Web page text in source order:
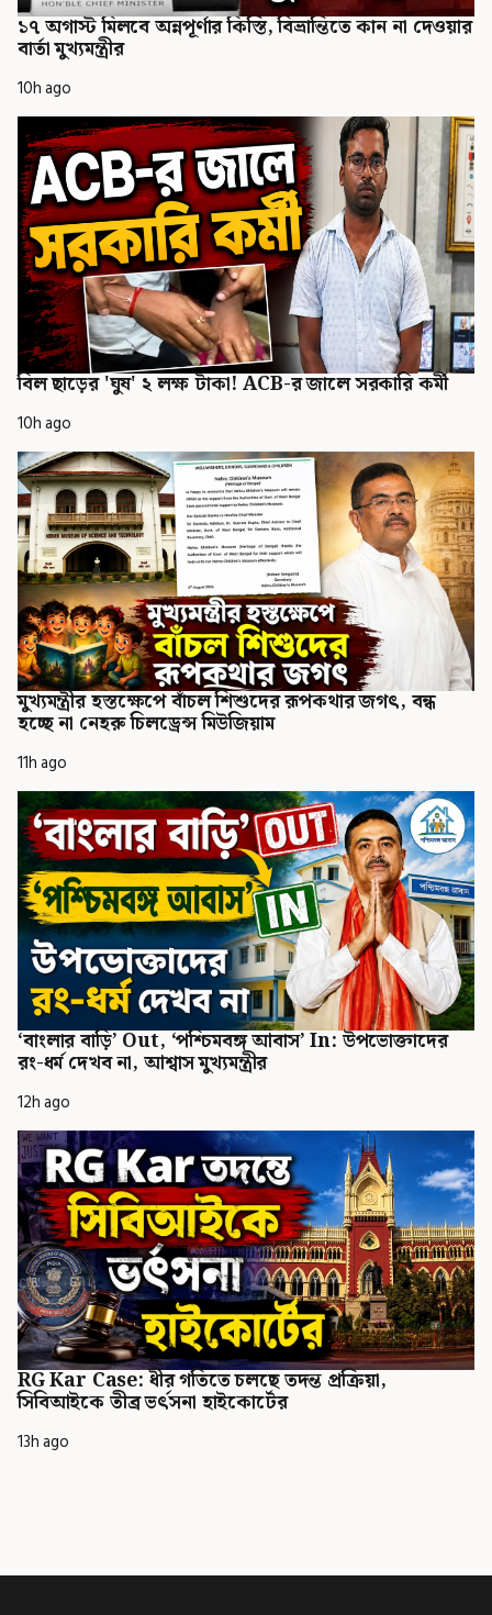
১৭ অগাস্ট মিলবে অন্নপূর্ণার কিস্তি, বিভ্রান্তিতে কান না দেওয়ার
বার্তা মুখ্যমন্ত্রীর
10h ago
বিল ছাড়ের 'ঘুষ' ২ লক্ষ টাকা! ACB-র জালে সরকারি কর্মী
10h ago
মুখ্যমন্ত্রীর হস্তক্ষেপে বাঁচল শিশুদের রূপকথার জগৎ, বন্ধ
হচ্ছে না নেহরু চিলড্রেন্স মিউজিয়াম
11h ago
‘বাংলার বাড়ি’ Out, ‘পশ্চিমবঙ্গ আবাস’ In: উপভোক্তাদের
রং-ধর্ম দেখব না, আশ্বাস মুখ্যমন্ত্রীর
12h ago
RG Kar Case: ধীর গতিতে চলছে তদন্ত প্রক্রিয়া,
সিবিআইকে তীব্র ভর্ৎসনা হাইকোর্টের
13h ago